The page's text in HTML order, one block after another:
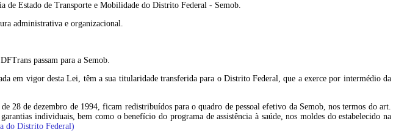
de Estado de Transporte e Mobilidade do Distrito Federal - Semob.
administrativa e organizacional.
passam para a Semob.
em vigor desta Lei, têm a sua titularidade transferida para o Distrito Federal, que a exerce por intermédio da
28 de dezembro de 1994, ficam redistribuídos para o quadro de pessoal efetivo da Semob, nos termos do art.
individuais, bem como o benefício do programa de assistência à saúde, nos moldes do estabelecido na
do Distrito Federal)